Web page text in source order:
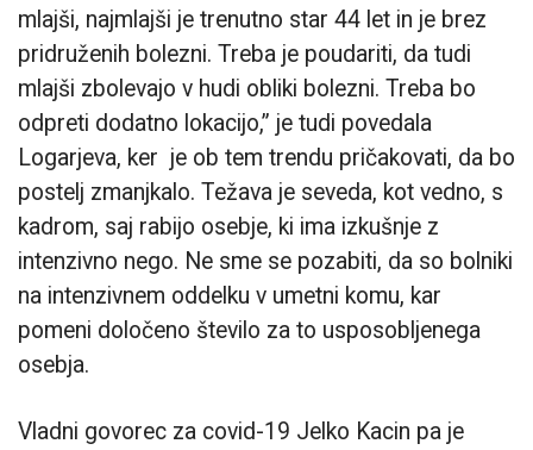
mlajši, najmlajši je trenutno star 44 let in je brez
pridruženih bolezni. Treba je poudariti, da tudi
mlajši zbolevajo v hudi obliki bolezni. Treba bo
odpreti dodatno lokacijo,” je tudi povedala
Logarjeva, ker je ob tem trendu pričakovati, da bo
postelj zmanjkalo. Težava je seveda, kot vedno, s
kadrom, saj rabijo osebje, ki ima izkušnje z
intenzivno nego. Ne sme se pozabiti, da so bolniki
na intenzivnem oddelku v umetni komu, kar
pomeni določeno število za to usposobljenega
osebja.
Vladni govorec za covid-19 Jelko Kacin pa je